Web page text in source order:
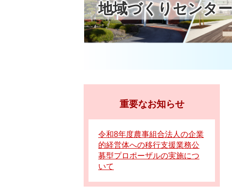
地域づくりセンター
重要なお知らせ
令和8年度農事組合法人の企業
的経営体への移行支援業務公
募型プロポーザルの実施につ
いて